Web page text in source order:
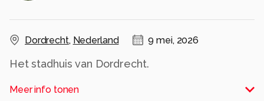
Dordrecht, Nederland 9 mei, 2026
Het stadhuis van Dordrecht.
En midden in al die geschiedenis…
Meer info tonen